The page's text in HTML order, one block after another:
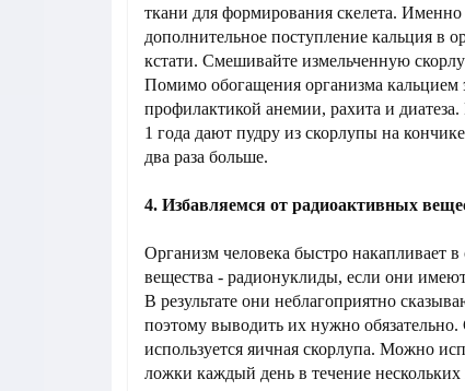
ткани для формирования скелета.
дополнительное поступление кальция в
кстати. Смешивайте измельченную
Помимо обогащения организма кальцием
профилактикой анемии, рахита и
1 года дают пудру из скорлупы на
два раза больше.
4. Избавляемся от радиоактивных
Организм человека быстро накапливает
вещества - радионуклиды, если они
В результате они неблагоприятно
поэтому выводить их нужно
используется яичная скорлупа. Можно
ложки каждый день в течение нескольких